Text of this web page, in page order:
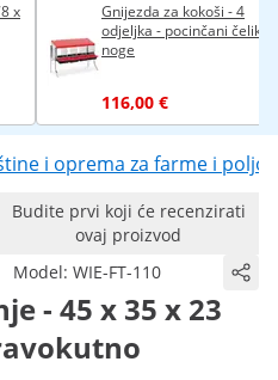
x
Gnijezda za kokoši - 4
odjeljka - pocinčani čelik -
noge
116,00 €
i oprema za farme i
Budite prvi koji će recenzirati
ovaj proizvod
Model: WIE-FT-110
- 45 x 35 x 23